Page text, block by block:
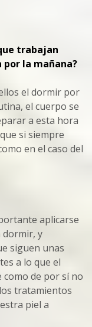
trabajan
por la mañana?
el dormir por
el cuerpo se
a esta hora
si siempre
en el caso del
aplicarse
dormir, y
siguen unas
a lo que el
de por sí no
tratamientos
piel a